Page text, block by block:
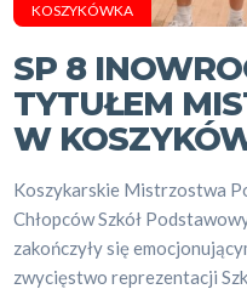
KOSZYKÓWKA
SP 8
TYTUŁEM
W
Koszykarskie Mistrzostwa
Chłopców Szkół
zakończyły się
zwycięstwo reprezentacji